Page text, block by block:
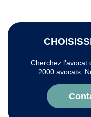
Cherchez
2000 avocats.